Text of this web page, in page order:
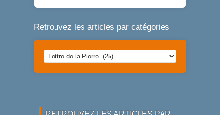
Retrouvez les articles par catégories
Retrouvez
les
articles